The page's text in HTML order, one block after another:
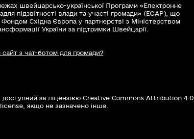
швейцарсько-української Програми «Електронне
підзвітності влади та участі громади» (EGAP), що
Фондом Східна Європа у партнерстві з Міністерством
України за підтримки Швейцарії.
сайт з чат-ботом для громади?
доступний за ліцензією Creative Commons Attribution 4.0
якщо не зазначено інше.